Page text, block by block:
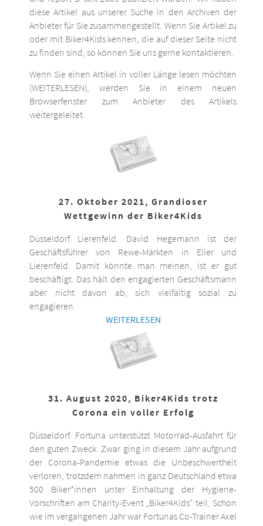
diese Artikel aus unserer Suche in den Archiven der
Anbieter für Sie zusammengestellt. Wenn Sie Artikel zu
oder mit Biker4Kids kennen, die auf dieser Seite nicht
zu finden sind, so können Sie uns gerne kontaktieren.
Wenn Sie einen Artikel in voller Länge lesen möchten
(WEITERLESEN), werden Sie in einem neuen
Browserfenster zum Anbieter des Artikels
weitergeleitet.
27. Oktober 2021, Grandioser
Wettgewinn der Biker4Kids
Düsseldorf Lierenfeld. David Hegemann ist der
Geschäftsführer von Rewe-Märkten in Eller und
Lierenfeld. Damit könnte man meinen, ist er gut
beschäftigt. Das hält den engagierten Geschäftsmann
aber nicht davon ab, sich vielfältig sozial zu
engagieren.
WEITERLESEN
31. August 2020, Biker4Kids trotz
Corona ein voller Erfolg
Düsseldorf. Fortuna unterstützt Motorrad-Ausfahrt für
den guten Zweck. Zwar ging in diesem Jahr aufgrund
der Corona-Pandemie etwas die Unbeschwertheit
verloren, trotzdem nahmen in ganz Deutschland etwa
500 Biker*innen unter Einhaltung der Hygiene-
Vorschriften am Charity-Event „Biker4Kids“ teil. Schon
wie im vergangenen Jahr war Fortunas Co-Trainer Axel